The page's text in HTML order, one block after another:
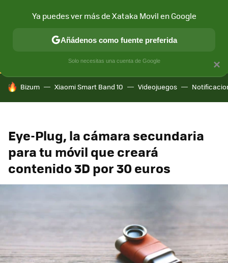
CONECTIVIDAD MÓVIL Y SOCIEDAD APLICACIONES
HOY SE HABLA DE
Bizum Xiaomi Smart Band 10 Videojuegos
Eye-Plug, la cámara secundaria
para tu móvil que creará
contenido 3D por 30 euros
×
Ya puedes ver más de Xataka Movil en Google
Añádenos como fuente preferida
Solo necesitas una cuenta de Google